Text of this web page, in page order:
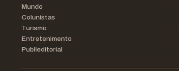
Mundo
Colunistas
Turismo
Entretenimento
Publieditorial